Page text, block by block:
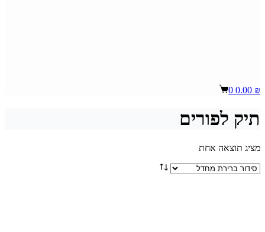
Shopping
0.00 ₪
0
תיק לפורים
מציג תוצאה אחת